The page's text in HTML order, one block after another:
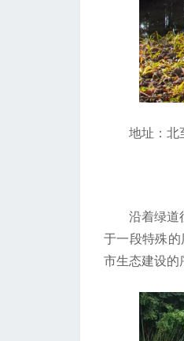
地址：北至
沿着绿道往
于一段特殊
市生态建设的